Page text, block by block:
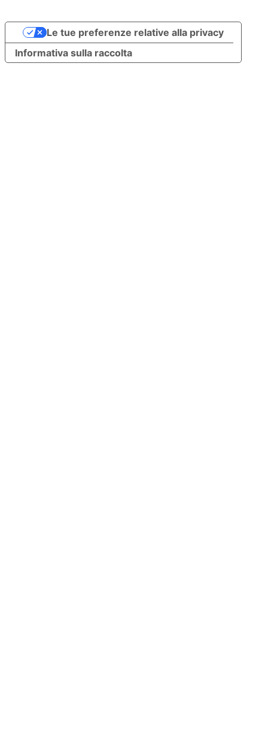
Informativa sulla raccolta
Le tue preferenze relative alla privacy